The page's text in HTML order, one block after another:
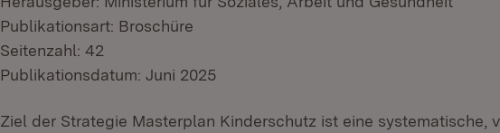
Publikationsart: Broschüre
Seitenzahl: 42
Publikationsdatum: Juni 2025
Ziel der Strategie Masterplan Kinderschutz ist eine systematische,